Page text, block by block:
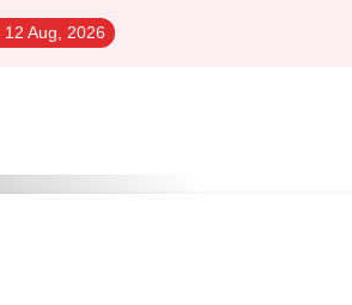
12 Aug, 2026